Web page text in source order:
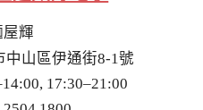
屋輝
中山區伊通街8-1號
17:30–21:00